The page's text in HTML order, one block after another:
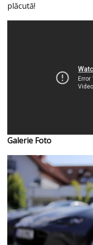
plăcută!
Galerie Foto